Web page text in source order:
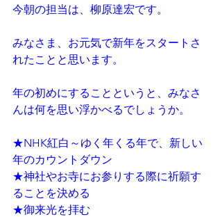
今朝の担当は、柳原達宏です。
みなさま、お元気で新年をスタートさ
れたことと思います。
年の初めにすることというと、みなさ
んは何を思い浮かべるでしょうか。
★NHK紅白～ゆく年くる年で、新しい
年のカウントダウン
★神社やお寺にお参りする際に祈願す
ることを決める
★御来光を拝む